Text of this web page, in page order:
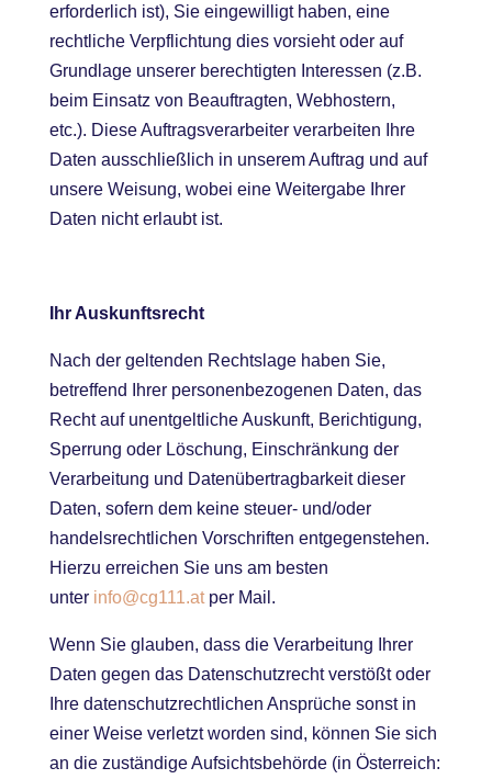
erforderlich ist), Sie eingewilligt haben, eine
rechtliche Verpflichtung dies vorsieht oder auf
Grundlage unserer berechtigten Interessen (z.B.
beim Einsatz von Beauftragten, Webhostern,
etc.). Diese Auftragsverarbeiter verarbeiten Ihre
Daten ausschließlich in unserem Auftrag und auf
unsere Weisung, wobei eine Weitergabe Ihrer
Daten nicht erlaubt ist.
Ihr Auskunftsrecht
Nach der geltenden Rechtslage haben Sie,
betreffend Ihrer personenbezogenen Daten, das
Recht auf unentgeltliche Auskunft, Berichtigung,
Sperrung oder Löschung, Einschränkung der
Verarbeitung und Datenübertragbarkeit dieser
Daten, sofern dem keine steuer- und/oder
handelsrechtlichen Vorschriften entgegenstehen.
Hierzu erreichen Sie uns am besten
unter info@cg111.atper Mail.
Wenn Sie glauben, dass die Verarbeitung Ihrer
Daten gegen das Datenschutzrecht verstößt oder
Ihre datenschutzrechtlichen Ansprüche sonst in
einer Weise verletzt worden sind, können Sie sich
an die zuständige Aufsichtsbehörde (in Österreich: